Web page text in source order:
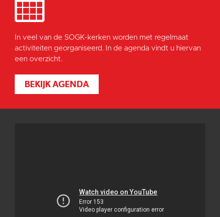
In veel van de SOGK-kerken worden met regelmaat
activiteiten georganiseerd. In de agenda vindt u hiervan
een overzicht.
BEKIJK AGENDA